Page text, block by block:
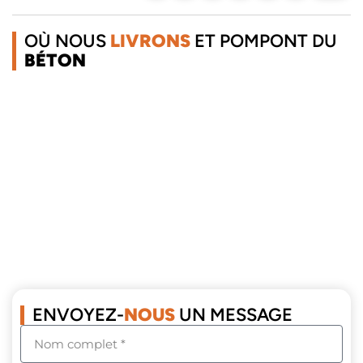
OÙ NOUS LIVRONS ET POMPONT DU
BÉTON
ENVOYEZ-NOUS UN MESSAGE